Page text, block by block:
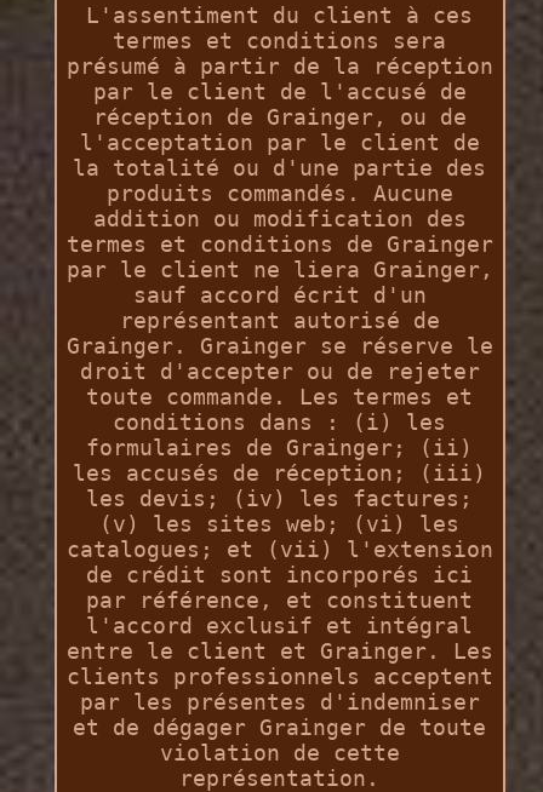
L'assentiment du client à ces
termes et conditions sera
présumé à partir de la réception
par le client de l'accusé de
réception de Grainger, ou de
l'acceptation par le client de
la totalité ou d'une partie des
produits commandés. Aucune
addition ou modification des
termes et conditions de Grainger
par le client ne liera Grainger,
sauf accord écrit d'un
représentant autorisé de
Grainger. Grainger se réserve le
droit d'accepter ou de rejeter
toute commande. Les termes et
conditions dans : (i) les
formulaires de Grainger; (ii)
les accusés de réception; (iii)
les devis; (iv) les factures;
(v) les sites web; (vi) les
catalogues; et (vii) l'extension
de crédit sont incorporés ici
par référence, et constituent
l'accord exclusif et intégral
entre le client et Grainger. Les
clients professionnels acceptent
par les présentes d'indemniser
et de dégager Grainger de toute
violation de cette
représentation.